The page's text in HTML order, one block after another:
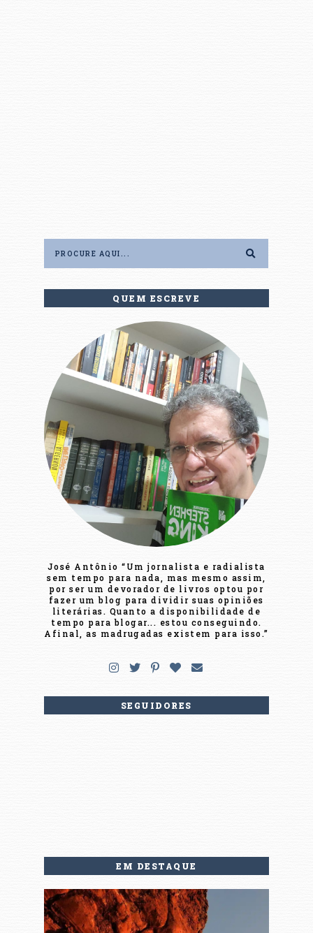
QUEM ESCREVE
José Antônio “Um jornalista e radialista
sem tempo para nada, mas mesmo assim,
por ser um devorador de livros optou por
fazer um blog para dividir suas opiniões
literárias. Quanto a disponibilidade de
tempo para blogar... estou conseguindo.
Afinal, as madrugadas existem para isso.”
SEGUIDORES
EM DESTAQUE